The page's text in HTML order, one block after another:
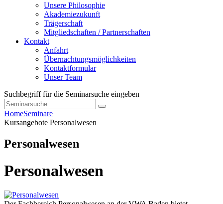
Unsere Philosophie
Akademiezukunft
Trägerschaft
Mitgliedschaften / Partnerschaften
Kontakt
Anfahrt
Übernachtungsmöglichkeiten
Kontaktformular
Unser Team
Suchbegriff für die Seminarsuche eingeben
HomeSeminare
Kursangebote Personalwesen
Personalwesen
Personalwesen